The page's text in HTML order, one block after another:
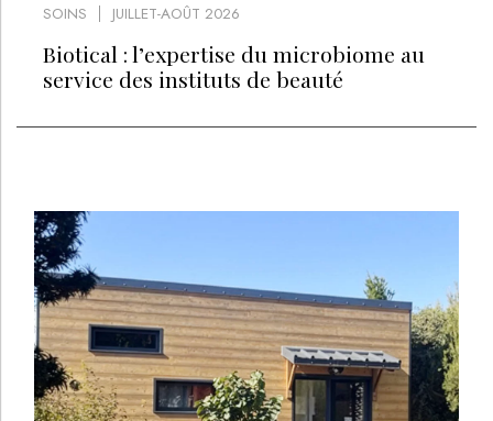
SOINS JUILLET-AOÛT 2026
Biotical : l’expertise du microbiome au
service des instituts de beauté